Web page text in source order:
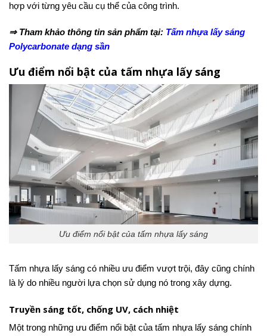
hợp với từng yêu cầu cụ thể của công trình.
⇒ Tham khảo thông tin sản phẩm tại: Tấm nhựa lấy sáng
Polycarbonate dạng sần
Ưu điểm nổi bật của tấm nhựa lấy sáng
Ưu điểm nổi bật của tấm nhựa lấy sáng
Tấm nhựa lấy sáng có nhiều ưu điểm vượt trội, đây cũng chính
là lý do nhiều người lựa chọn sử dụng nó trong xây dựng.
Truyền sáng tốt, chống UV, cách nhiệt
Một trong những ưu điểm nổi bật của tấm nhựa lấy sáng chính